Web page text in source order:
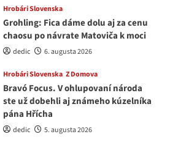
Hrobári Slovenska
Grohling: Fica dáme dolu aj za cenu
chaosu po návrate Matoviča k moci
dedic 6. augusta 2026
Hrobári Slovenska Z Domova
Bravó Focus. V ohlupovaní národa
ste už dobehli aj známeho kúzelníka
pána Hřícha
dedic 5. augusta 2026